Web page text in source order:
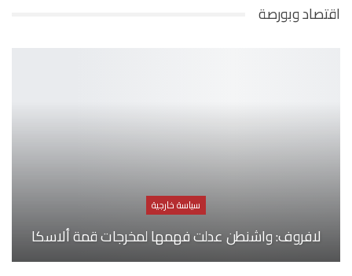
اقتصاد وبورصة
سياسة خارجية
لافروف: واشنطن عدلت فهمها لمخرجات قمة ألاسكا